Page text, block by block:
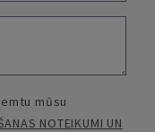
mūsu
NOTEIKUMI UN